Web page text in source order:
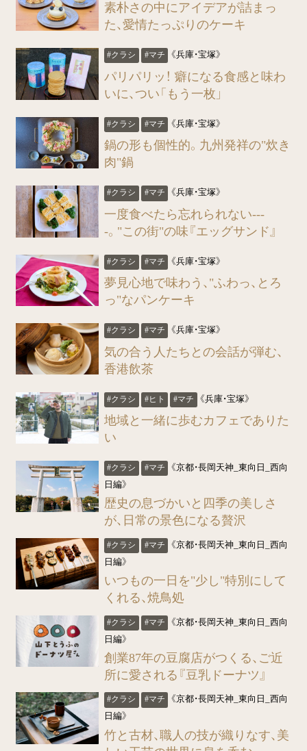
素朴さの中にアイデアが詰まっ
た、愛情たっぷりのケーキ
#クラシ #マチ 《兵庫・宝塚》
パリパリッ！ 癖になる食感と味わ
いに、つい「もう一枚」
#クラシ #マチ 《兵庫・宝塚》
鍋の形も個性的。九州発祥の"炊き
肉"鍋
#クラシ #マチ 《兵庫・宝塚》
一度食べたら忘れられない---
-。"この街"の味『エッグサンド』
#クラシ #マチ 《兵庫・宝塚》
夢見心地で味わう、"ふわっ、とろ
っ"なパンケーキ
#クラシ #マチ 《兵庫・宝塚》
気の合う人たちとの会話が弾む、
香港飲茶
#クラシ #ヒト #マチ 《兵庫・宝塚》
地域と一緒に歩むカフェでありた
い
#クラシ #マチ
《京都・長岡天神_東向日_西向
日編》
歴史の息づかいと四季の美しさ
が、日常の景色になる贅沢
#クラシ #マチ
《京都・長岡天神_東向日_西向
日編》
いつもの一日を"少し"特別にして
くれる、焼鳥処
#クラシ #マチ
《京都・長岡天神_東向日_西向
日編》
創業87年の豆腐店がつくる、ご近
所に愛される『豆乳ドーナツ』
#クラシ #マチ
《京都・長岡天神_東向日_西向
日編》
竹と古材、職人の技が織りなす、美